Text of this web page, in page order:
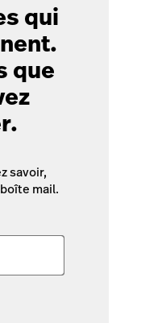
qui
que
savoir,
mail.